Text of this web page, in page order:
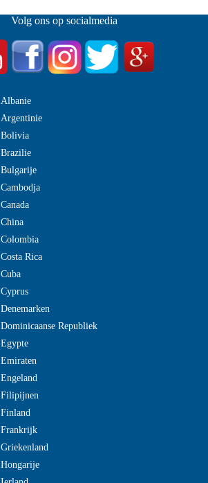
Volg ons op socialmedia
Albanie
Argentinie
Bolivia
Brazilie
Bulgarije
Cambodja
Canada
China
Colombia
Costa Rica
Cuba
Cyprus
Denemarken
Dominicaanse Republiek
Egypte
Emiraten
Engeland
Filipijnen
Finland
Frankrijk
Griekenland
Hongarije